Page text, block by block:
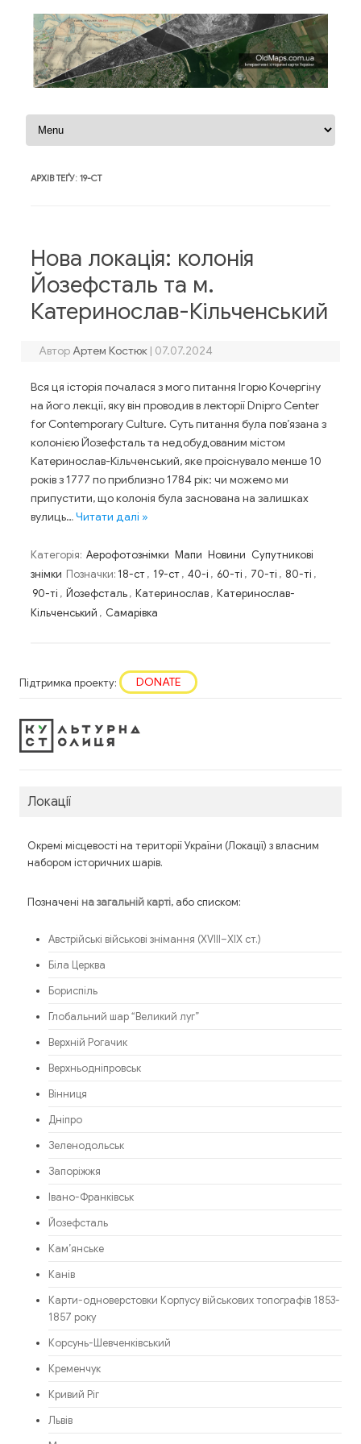
Перейти до контенту
АРХІВ ТЕҐУ: 19-СТ
Нова локація: колонія
Йозефсталь та м.
Катеринослав-Кільченський
Автор Артем Костюк | 07.07.2024
Вся ця історія почалася з мого питання Ігорю Кочергіну
на його лекції, яку він проводив в лекторії Dnipro Center
for Contemporary Culture. Суть питання була пов’язана з
колонією Йозефсталь та недобудованим містом
Катеринослав-Кільченський, яке проіснувало менше 10
років з 1777 по приблизно 1784 рік: чи можемо ми
припустити, що колонія була заснована на залишках
вулиць…Читати далі »
Категорія: Аерофотознімки Мапи Новини Супутникові
знімки Позначки: 18-ст, 19-ст, 40-і , 60-ті , 70-ті , 80-ті ,
90-ті , Йозефсталь, Катеринослав, Катеринослав-
Кільченський , Самарівка
Підтримка проекту: DONATE
Локації
Окремі місцевості на території України (Локації) з власним
набором історичних шарів.
Позначені на загальній карті, або списком:
Австрійські військові знімання (XVIII–XIX ст.)
Біла Церква
Бориспіль
Глобальний шар “Великий луг”
Верхній Рогачик
Верхньодніпровськ
Вінниця
Дніпро
Зеленодольськ
Запоріжжя
Івано-Франківськ
Йозефсталь
Кам’янське
Канів
Карти-одноверстовки Корпусу військових топографів 1853-
1857 року
Корсунь-Шевченківський
Кременчук
Кривий Ріг
Львів